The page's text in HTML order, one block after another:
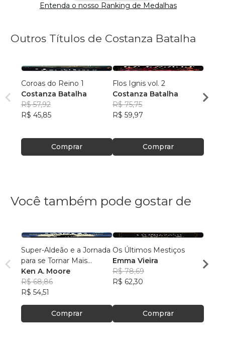
Entenda o nosso Ranking de Medalhas
Outros Títulos de Costanza Batalha
Coroas do Reino 1
Costanza Batalha
R$ 57,92
R$ 45,85
Comprar
Flos Ignis vol. 2
Costanza Batalha
R$ 75,75
R$ 59,97
Comprar
R$
Você também pode gostar de
Super-Aldeão e a Jornada
para se Tornar Mais
Interessante!
Ken A. Moore
R$ 68,86
R$ 54,51
Comprar
Os Últimos Mestiços
Emma Vieira
R$ 78,69
R$ 62,30
Comprar
R$